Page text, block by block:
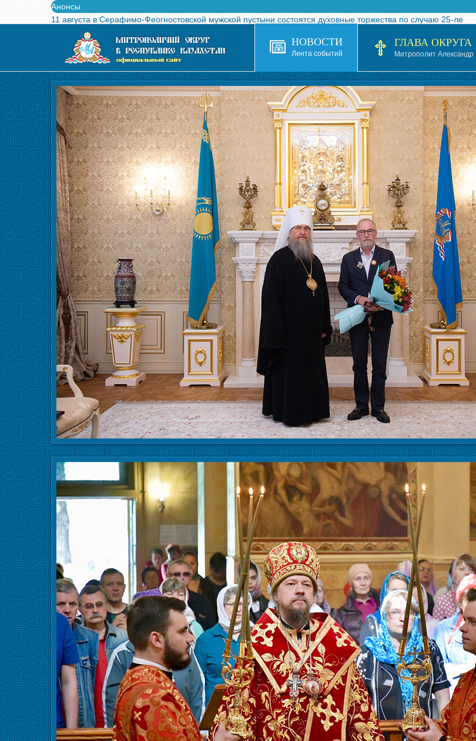
Анонсы
11 августа в Серафимо-Феогностовской мужской пустыни состоятся духовные торжества по случаю 25-ле
Выпущен в свет буклет о проведении Международного турнира по волейболу, посвященного 25-летию обр
Вышел в свет новый номер журнала «Свет Православия в Казахстане»
Вышла в свет монография «Управляющие Алма-Атинской епархией Русской Православной Церкви в 1927–19
Алма-Атинская духовная семинария объявляет прием документов на 2026-2027 учебный год
НОВОСТИ
Лента событий
ГЛАВА ОКРУГА
Митрополит Александр